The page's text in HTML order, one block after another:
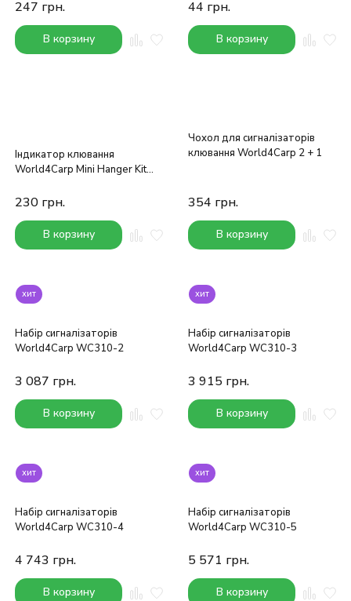
247 грн.
В корзину
44 грн.
В корзину
Індикатор клювання
World4Carp Mini Hanger Kit
230 грн.
В корзину
Чохол для сигналізаторів
клювання World4Carp 2 + 1
354 грн.
В корзину
хит
Набір сигналізаторів
World4Carp WC310-2
3 087 грн.
В корзину
хит
Набір сигналізаторів
World4Carp WC310-3
3 915 грн.
В корзину
хит
Набір сигналізаторів
World4Carp WC310-4
4 743 грн.
В корзину
хит
Набір сигналізаторів
World4Carp WC310-5
5 571 грн.
В корзину